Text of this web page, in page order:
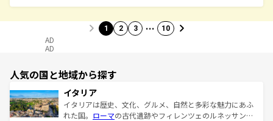
1 2 3 … 10
AD
AD
人気の国と地域から探す
イタリア
イタリアは歴史、文化、グルメ、自然と多彩な魅力にあふ
れた国。 ローマの古代遺跡やフィレンツェのルネッサンス